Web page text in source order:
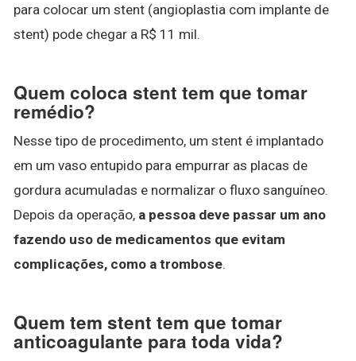
para colocar um stent (angioplastia com implante de
stent) pode chegar a R$ 11 mil.
Quem coloca stent tem que tomar
remédio?
Nesse tipo de procedimento, um stent é implantado
em um vaso entupido para empurrar as placas de
gordura acumuladas e normalizar o fluxo sanguíneo.
Depois da operação, a pessoa deve passar um ano
fazendo uso de medicamentos que evitam
complicações, como a trombose.
Quem tem stent tem que tomar
anticoagulante para toda vida?